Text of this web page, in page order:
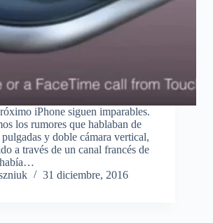
iPhone siguen imparables.
los rumores que hablaban de
y doble cámara vertical,
a través de un canal francés de
había…
31 diciembre, 2016